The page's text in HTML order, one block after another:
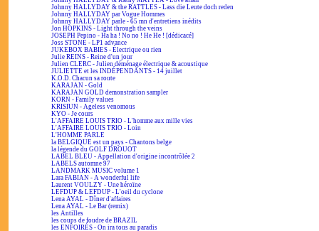
Johnny HALLYDAY & the RATTLES - Lass die Leute doch reden
Johnny HALLYDAY par Vogue Hommes
Johnny HALLYDAY parle - 65 mn d'entretiens inédits
Jon HOPKINS - Light through the veins
JOSEPH Pepino - Ha ha ! No no ! He He ! [dédicacé]
Joss STONE - LP1 advance
JUKEBOX BABIES - Électrique ou rien
Julie REINS - Reine d'un jour
Julien CLERC - Julien déménage électrique & acoustique
JULIETTE et les INDÉPENDANTS - 14 juillet
K.O.D. Chacun sa route
KARAJAN - Gold
KARAJAN GOLD demonstration sampler
KORN - Family values
KRISIUN - Ageless venomous
KYO - Je cours
L'AFFAIRE LOUIS TRIO - L'homme aux mille vies
L'AFFAIRE LOUIS TRIO - Loin
L'HOMME PARLE
la BELGIQUE est un pays - Chantons belge
la légende du GOLF DROUOT
LABEL BLEU - Appellation d'origine incontrôlée 2
LABELS automne 97
LANDMARK MUSIC volume 1
Lara FABIAN - A wonderful life
Laurent VOULZY - Une héroïne
LEFDUP & LEFDUP - L'oeil du cyclone
Lena AYAL - Dîner d'affaires
Lena AYAL - Le Bar (remix)
les Antilles
les coups de foudre de BRAZIL
les ENFOIRÉS - On ira tous au paradis